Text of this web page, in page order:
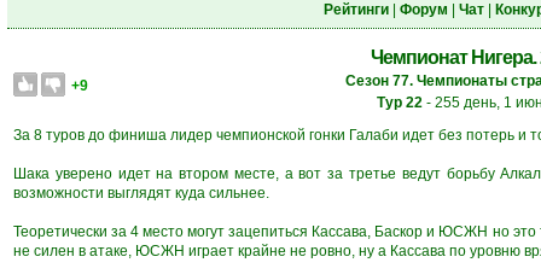
Рейтинги| Форум Чат|
Чемпионат Нигера.
+9
Сезон 77. Чемпионаты
Тур 22 - 255 день, 1
За 8 туров до финиша лидер чемпионской гонки Галаби идет без потерь и
Шака уверено идет на втором месте, а вот за третье ведут борьбу
возможности выглядят куда сильнее.
Теоретически за 4 место могут зацепиться Кассава, Баскор и ЮСЖН но это
не силен в атаке, ЮСЖН играет крайне не ровно, ну а Кассава по уровню